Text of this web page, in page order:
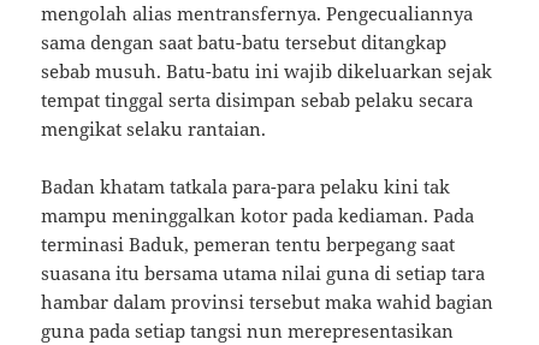
mengolah alias mentransfernya. Pengecualiannya
sama dengan saat batu-batu tersebut ditangkap
sebab musuh. Batu-batu ini wajib dikeluarkan sejak
tempat tinggal serta disimpan sebab pelaku secara
mengikat selaku rantaian.
Badan khatam tatkala para-para pelaku kini tak
mampu meninggalkan kotor pada kediaman. Pada
terminasi Baduk, pemeran tentu berpegang saat
suasana itu bersama utama nilai guna di setiap tara
hambar dalam provinsi tersebut maka wahid bagian
guna pada setiap tangsi nun merepresentasikan